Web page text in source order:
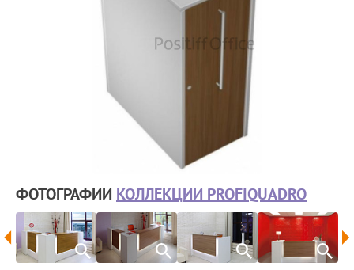
ФОТОГРАФИИ КОЛЛЕКЦИИ PROFIQUADRO